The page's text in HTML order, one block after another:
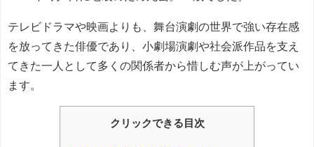
テレビドラマや映画よりも、舞台演劇の世界で強い存在感
を放ってきた俳優であり、小劇場演劇や社会派作品を支え
てきた一人として多くの関係者から惜しむ声が上がってい
ます。
クリックできる目次